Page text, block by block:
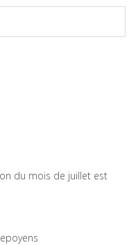
du mois de juillet est